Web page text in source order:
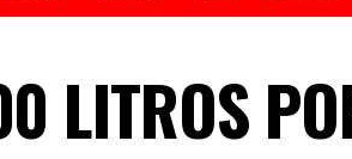
LITROS